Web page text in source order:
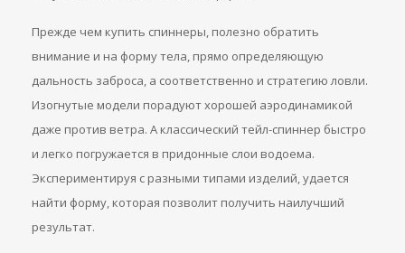
Прежде чем купить спиннеры, полезно обратить
внимание и на форму тела, прямо определяющую
дальность заброса, а соответственно и стратегию ловли.
Изогнутые модели порадуют хорошей аэродинамикой
даже против ветра. А классический тейл-спиннер быстро
и легко погружается в придонные слои водоема.
Экспериментируя с разными типами изделий, удается
найти форму, которая позволит получить наилучший
результат.